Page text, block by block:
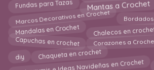
Fundas para Tazas Mantas a Crochet
Marcos Decorativos en Crochet Bordados
Mandalas en Crochet Chalecos en
Capuchas en crochet Corazones a
diy Chaqueta en crochet